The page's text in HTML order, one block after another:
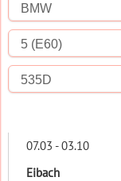
BMW
5 (E60)
535D
07.03 - 03.10
Eibach